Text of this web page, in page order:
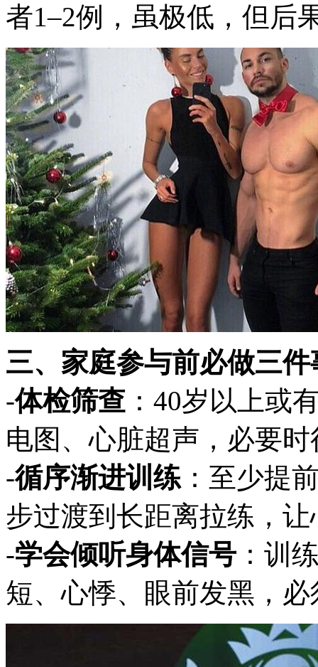
者1–2例，虽极低，但后
三、家庭参与前必做三件
-体检筛查 ：40岁以上或
电图、心脏超声，必要
-循序渐进训练 ：至少提
步过渡到长距离拉练，
-学会倾听身体信号：训
短、心悸、眼前发黑，